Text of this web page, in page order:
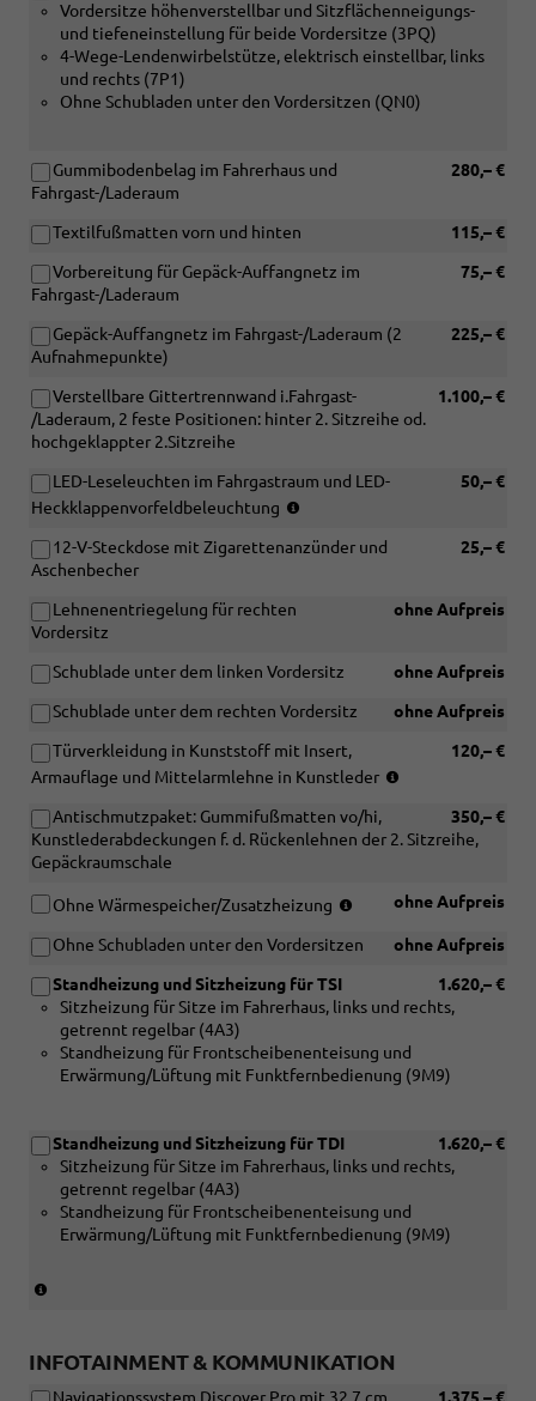
Vordersitze höhenverstellbar und Sitzflächenneigungs-
und tiefeneinstellung für beide Vordersitze (3PQ)
4-Wege-Lendenwirbelstütze, elektrisch einstellbar, links
und rechts (7P1)
Ohne Schubladen unter den Vordersitzen (QN0)
280,– €
Gummibodenbelag im Fahrerhaus und
Fahrgast-/Laderaum
115,– €
Textilfußmatten vorn und hinten
75,– €
Vorbereitung für Gepäck-Auffangnetz im
Fahrgast-/Laderaum
225,– €
Gepäck-Auffangnetz im Fahrgast-/Laderaum (2
Aufnahmepunkte)
1.100,– €
Verstellbare Gittertrennwand i.Fahrgast-
/Laderaum, 2 feste Positionen: hinter 2. Sitzreihe od.
hochgeklappter 2.Sitzreihe
50,– €
LED-Leseleuchten im Fahrgastraum und LED-
Heckklappenvorfeldbeleuchtung
Verbindung
Heckflügeltüren
Fensterausschnitten,
geteilt)
25,– €
12-V-Steckdose mit Zigarettenanzünder und
Aschenbecher
ohne Aufpreis
Lehnenentriegelung für rechten
Vordersitz
ohne Aufpreis
Schublade unter dem linken Vordersitz
ohne Aufpreis
Schublade unter dem rechten Vordersitz
120,– €
Türverkleidung in Kunststoff mit Insert,
Armauflage und Mittelarmlehne in Kunstleder
Verbindung
mit
in
Kunstleder,
Dessin
"Pure
Diamond"
Interieur
Soul/Soul-
350,– €
Antischmutzpaket: Gummifußmatten vo/hi,
Kunstlederabdeckungen f. d. Rückenlehnen der 2. Sitzreihe,
Gepäckraumschale
ohne Aufpreis
Ohne Wärmespeicher/Zusatzheizung
TDI)
Verbindung
[ZWL]
Standheizung,
Frontscheibe)
ohne Aufpreis
Ohne Schubladen unter den Vordersitzen
1.620,– €
Standheizung und Sitzheizung für TSI
Sitzheizung für Sitze im Fahrerhaus, links und rechts,
getrennt regelbar (4A3)
Standheizung für Frontscheibenenteisung und
Erwärmung/Lüftung mit Funktfernbedienung (9M9)
1.620,– €
Standheizung und Sitzheizung für TDI
Sitzheizung für Sitze im Fahrerhaus, links und rechts,
getrennt regelbar (4A3)
Standheizung für Frontscheibenenteisung und
Erwärmung/Lüftung mit Funktfernbedienung (9M9)
mit
INFOTAINMENT & KOMMUNIKATION